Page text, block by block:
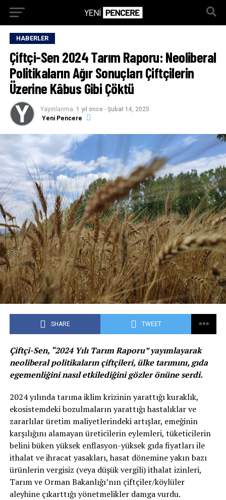
HABERLER
Çiftçi-Sen 2024 Tarım Raporu: Neoliberal
Politikaların Ağır Sonuçları Çiftçilerin
Üzerine Kâbus Gibi Çöktü
Yayınlanma: 1 yıl önce - Şubat 14, 2025
Yeni Pencere
SHARE TWEET
Çiftçi-Sen, “2024 Yılı Tarım Raporu” yayımlayarak
neoliberal politikaların çiftçileri, ülke tarımını, gıda
egemenliğini nasıl etkilediğini gözler önüne serdi.
2024 yılında tarıma iklim krizinin yarattığı kuraklık,
ekosistemdeki bozulmaların yarattığı hastalıklar ve
zararlılar üretim maliyetlerindeki artışlar, emeğinin
karşılığını alamayan üreticilerin eylemleri, tüketicilerin
belini büken yüksek enflasyon-yüksek gıda fiyatları ile
ithalat ve ihracat yasakları, hasat dönemine yakın bazı
ürünlerin vergisiz (veya düşük vergili) ithalat izinleri,
Tarım ve Orman Bakanlığı’nın çiftçiler/köylüler
aleyhine çıkarttığı yönetmelikler damga vurdu.